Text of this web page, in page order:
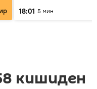
18:01 5 мин
кишиден